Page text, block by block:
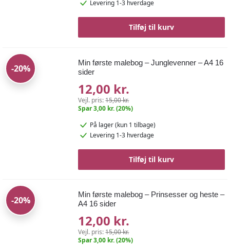
Levering 1-3 hverdage
Tilføj til kurv
-20%
Min første malebog – Junglevenner – A4 16
sider
12,00 kr.
Vejl. pris:15,00 kr.
Spar 3,00 kr. (20%)
På lager(kun 1 tilbage)
Levering 1-3 hverdage
Tilføj til kurv
-20%
Min første malebog – Prinsesser og heste –
A4 16 sider
12,00 kr.
Vejl. pris:15,00 kr.
Spar 3,00 kr. (20%)